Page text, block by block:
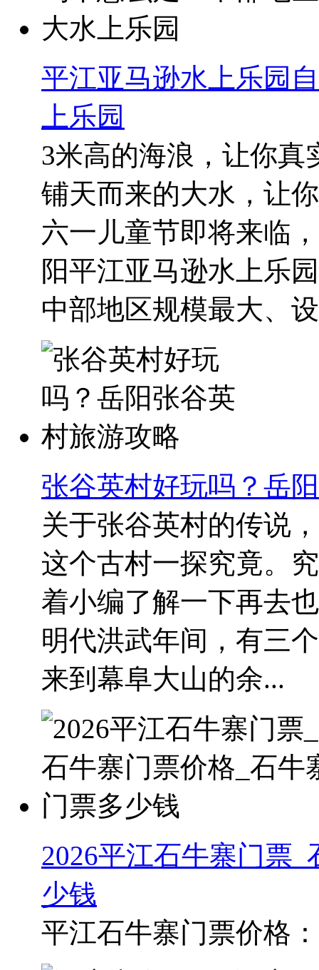
平江亚马逊水上乐园
上乐园
3米高的海浪，让你真
铺天而来的大水，让
六一儿童节即将来临
阳平江亚马逊水上乐
中部地区规模最大、
张谷英村好玩吗？岳
关于张谷英村的传说
这个古村一探究竟。
着小编了解一下再去
明代洪武年间，有三
来到幕阜大山的余...
2026平江石牛寨门票
少钱
平江石牛寨门票价格